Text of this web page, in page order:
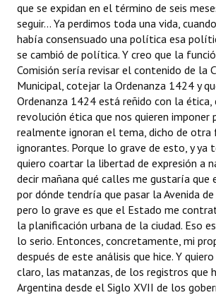
que se expidan en el término de seis
seguir... Ya perdimos toda una vida,
había consensuado una política esa
se cambió de política. Y creo que la
Comisión sería revisar el contenido de la
Municipal, cotejar la Ordenanza 1424 y
Ordenanza 1424 está reñido con la ética,
revolución ética que nos quieren imponer
realmente ignoran el tema, dicho de otra
ignorantes. Porque lo grave de esto, y ya
quiero coartar la libertad de expresión a
decir mañana qué calles me gustaría
por dónde tendría que pasar la Avenida
pero lo grave es que el Estado me
la planificación urbana de la ciudad. Eso
lo serio. Entonces, concretamente, mi
después de este análisis que hice. Y
claro, las matanzas, de los registros que
Argentina desde el Siglo XVII de los